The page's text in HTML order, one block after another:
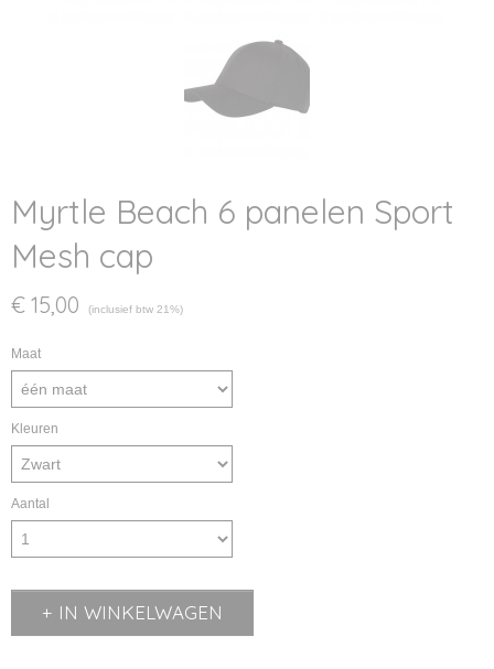
Myrtle Beach 6 panelen Sport
Mesh cap
€ 15,00 (inclusief btw 21%)
Maat
Kleuren
Aantal
IN WINKELWAGEN